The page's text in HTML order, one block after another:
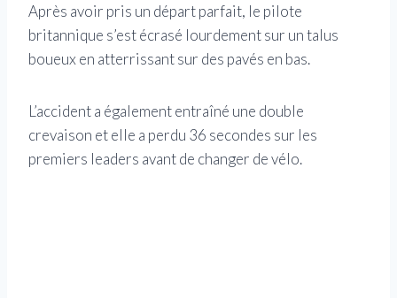
Après avoir pris un départ parfait, le pilote
britannique s’est écrasé lourdement sur un talus
boueux en atterrissant sur des pavés en bas.
L’accident a également entraîné une double
crevaison et elle a perdu 36 secondes sur les
premiers leaders avant de changer de vélo.